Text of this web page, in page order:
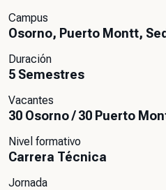
Campus
Osorno, Puerto Montt,
Duración
5 Semestres
Vacantes
30 Osorno / 30 Puerto
Nivel formativo
Carrera Técnica
Jornada